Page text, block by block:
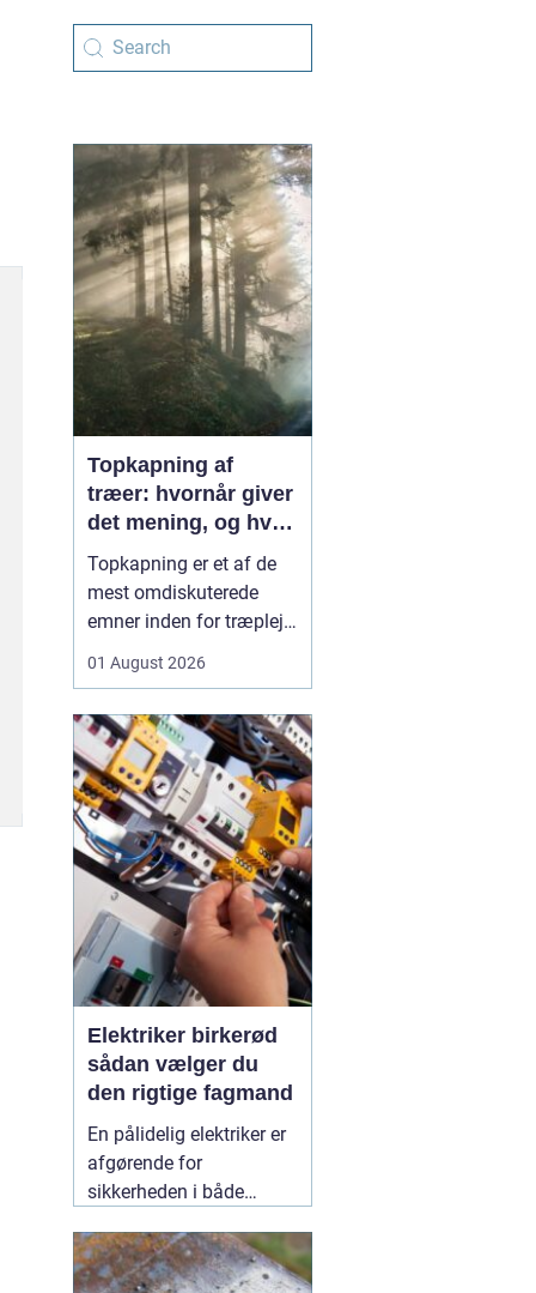
Topkapning af
træer: hvornår giver
det mening, og hvad
skal du være
opmærksom på?
Topkapning er et af de
mest omdiskuterede
emner inden for træpleje.
på et for højt træ tæt på
tænker, at problemet er
løst, hvis man bare s...
01 August 2026
Elektriker birkerød
sådan vælger du
den rigtige fagmand
En pålidelig elektriker er
afgørende for
sikkerheden i både
virksomheder.
Elinstallationer er